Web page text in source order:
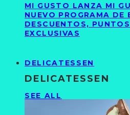
MI GUSTO LANZA MI
NUEVO PROGRAMA DE
DESCUENTOS,
EXCLUSIVAS
DELICATESSEN
DELICATESSEN
SEE ALL